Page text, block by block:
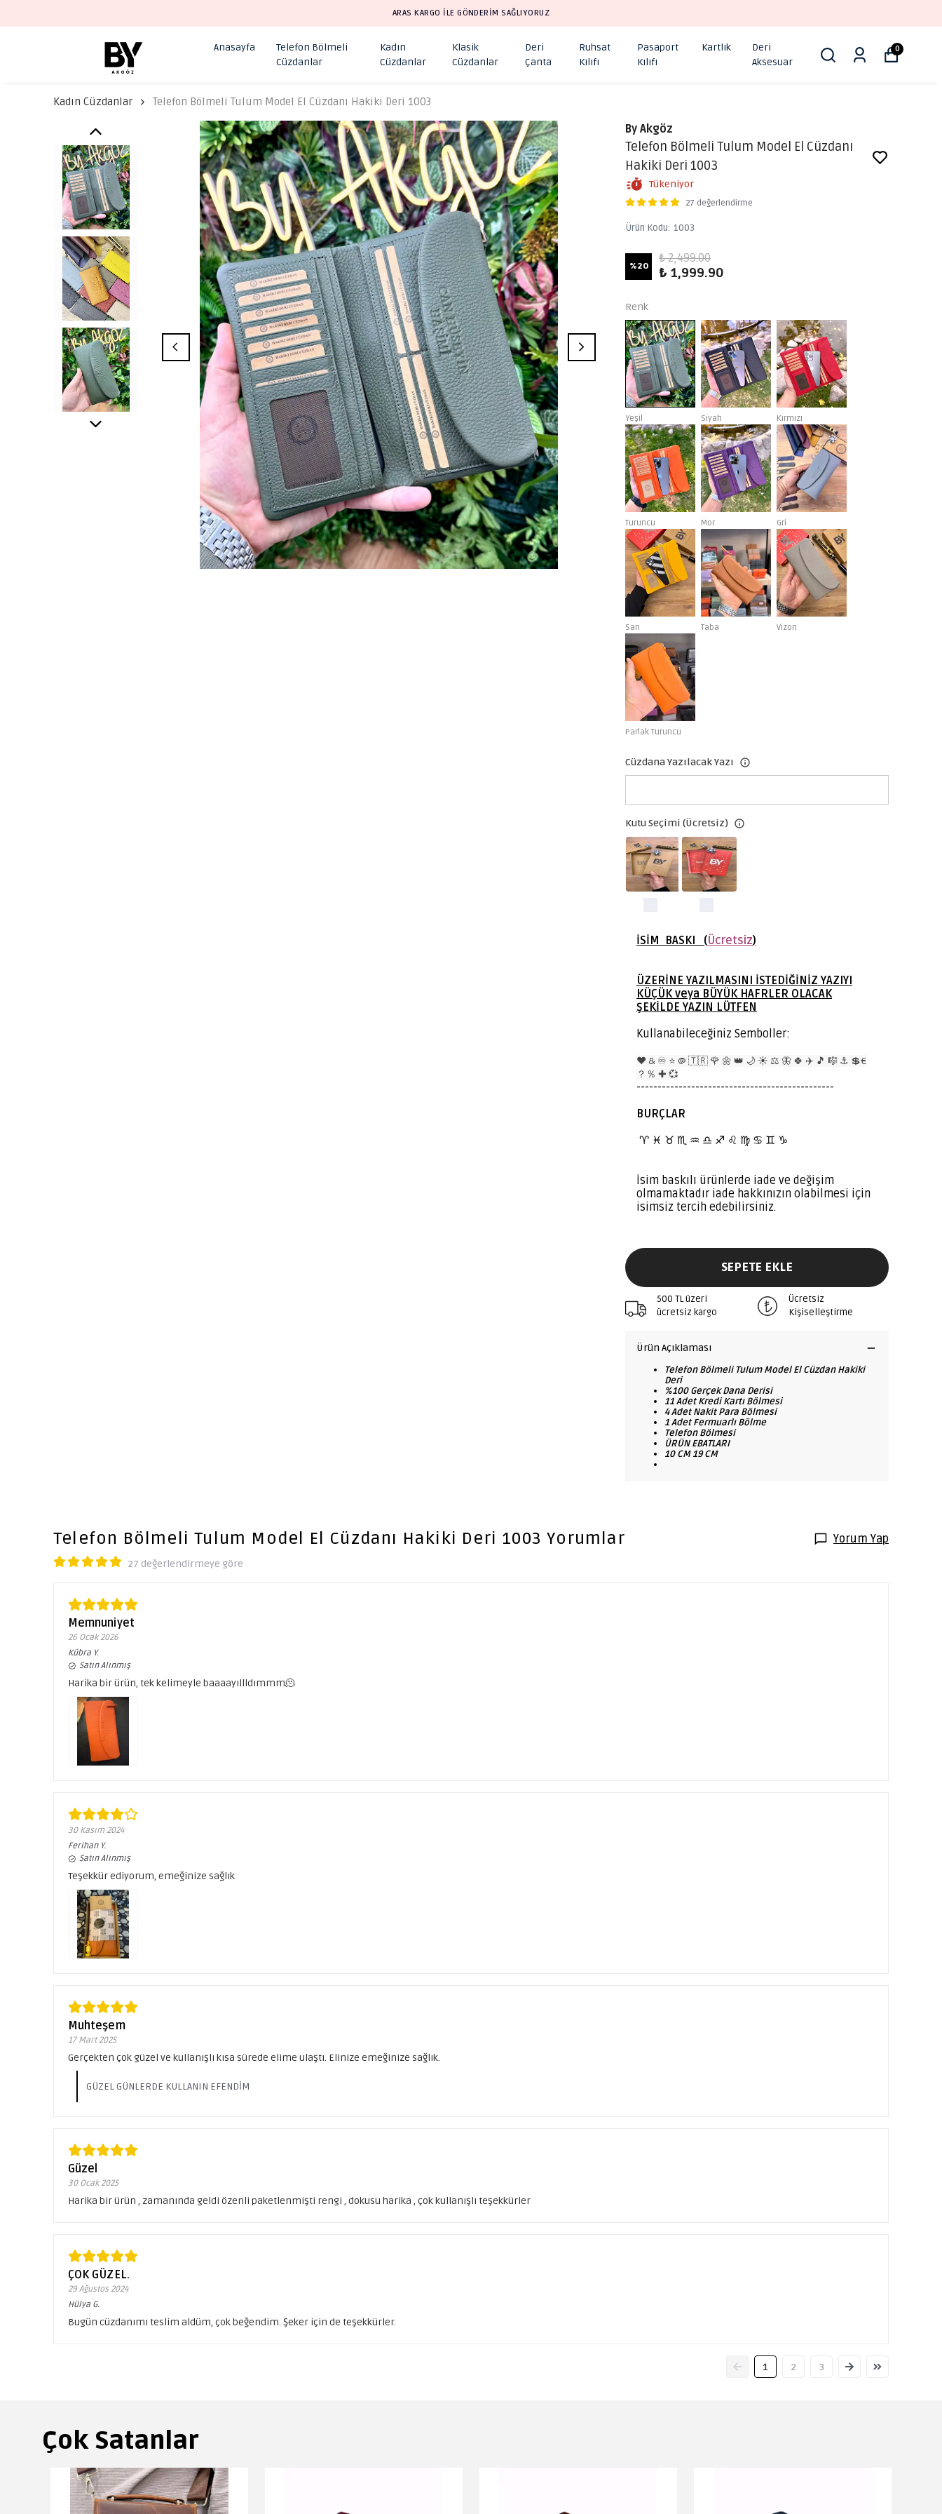
ARAS KARGO İLE GÖNDERİM SAĞLIYORUZ
Anasayfa
Telefon Bölmeli
Cüzdanlar
Kadın
Cüzdanlar
Klasik
Cüzdanlar
Deri
Çanta
Ruhsat
Kılıfı
Pasaport
Kılıfı
Kartlık
Deri
Aksesuar
0
Kadın Cüzdanlar Telefon Bölmeli Tulum Model El Cüzdanı Hakiki Deri 1003
By Akgöz
Telefon Bölmeli Tulum Model El Cüzdanı
Hakiki Deri 1003
Tükeniyor
27 değerlendirme
Ürün Kodu: 1003
%20
₺ 2,499.00
₺ 1,999.90
Renk
Yeşil Siyah Kırmızı
Turuncu Mor Gri
Sarı Taba Vizon
Parlak Turuncu
Cüzdana Yazılacak Yazı
Kutu Seçimi (Ücretsiz)
İSİM BASKI (Ücretsiz)
ÜZERİNE YAZILMASINI İSTEDİĞİNİZ YAZIYI
KÜÇÜK veya BÜYÜK HAFRLER OLACAK
ŞEKİLDE YAZIN LÜTFEN
Kullanabileceğiniz Semboller:
❤️ & ♾️ ⭐️ @ 🇹🇷 🌹 🌼 👑 🌙 ☀️ ⚖️ 🦋 🍀 ✈️ 🎵 🎼 ⚓️ 💲€
？％ ✚ 💞
-----------------------------------------------
BURÇLAR
♈️ ♓️ ♉️ ♏️ ♒️ ♎️ ♐️ ♌️ ♍️ ♋️ ♊️ ♑️
İsim baskılı ürünlerde iade ve değişim
olmamaktadır iade hakkınızın olabilmesi için
isimsiz tercih edebilirsiniz.
SEPETE EKLE
500 TL üzeri
ücretsiz kargo
Ücretsiz
Kişiselleştirme
Ürün Açıklaması
Telefon Bölmeli Tulum Model El Cüzdan Hakiki
Deri
%100 Gerçek Dana Derisi
11 Adet Kredi Kartı Bölmesi
4 Adet Nakit Para Bölmesi
1 Adet Fermuarlı Bölme
Telefon Bölmesi
ÜRÜN EBATLARI
10 CM 19 CM
Telefon Bölmeli Tulum Model El Cüzdanı Hakiki Deri 1003 Yorumlar Yorum Yap
27 değerlendirmeye göre
Memnuniyet
26 Ocak 2026
Kübra Y.
Satın Alınmış
Harika bir ürün, tek kelimeyle baaaayıllldımmm🫠
30 Kasım 2024
Ferihan Y.
Satın Alınmış
Teşekkür ediyorum, emeğinize sağlık
Muhteşem
17 Mart 2025
Gerçekten çok güzel ve kullanışlı kısa sürede elime ulaştı. Elinize emeğinize sağlık.
GÜZEL GÜNLERDE KULLANIN EFENDİM
Güzel
30 Ocak 2025
Harika bir ürün , zamanında geldi özenli paketlenmişti rengi , dokusu harika , çok kullanışlı teşekkürler
ÇOK GÜZEL.
29 Ağustos 2024
Hülya G.
Bugün cüzdanımı teslim aldüm, çok beğendim. Şeker için de teşekkürler.
1 2 3
Çok Satanlar